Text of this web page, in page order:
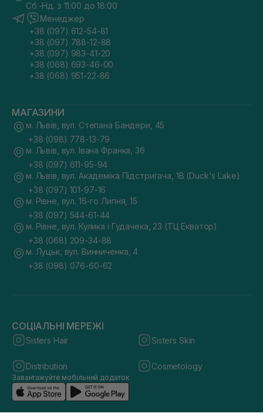
Сб.-Нд. з 11:00 до 18:00
Менеджер
+38 (097) 612-54-81
+38 (097) 788-12-88
+38 (097) 983-41-20
+38 (068) 693-46-00
+38 (068) 951-22-86
МАГАЗИНИ
м. Львів, вул. Степана Бандери, 45
+38 (098) 778-13-79
м. Львів, вул. Івана Франка, 36
+38 (097) 611-95-94
м. Львів, вул. Академіка Підстригача, 1В (Duck's Lake)
+38 (097) 101-97-16
м. Рівне, вул. 16-го Липня, 15
+38 (097) 544-61-44
м. Рівне, вул. Кулика і Гудачека, 23 (ТЦ Екватор)
+38 (068) 209-34-88
м. Луцьк, вул. Винниченка, 4
+38 (098) 076-60-62
СОЦІАЛЬНІ МЕРЕЖІ
Sisters Hair Sisters Skin
Distribution Cosmetology
Завантажуйте мобільний додаток